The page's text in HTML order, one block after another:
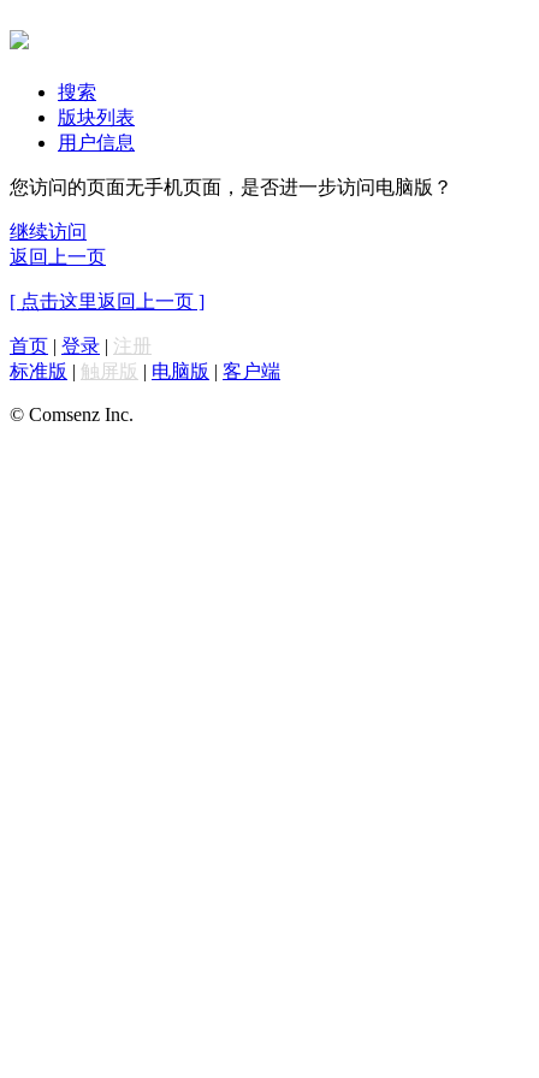
搜索
版块列表
用户信息
您访问的页面无手机页面，是否进一步访问电脑版？
继续访问
返回上一页
[ 点击这里返回上一页 ]
首页 | 登录 | 注册
标准版 | 触屏版 | 电脑版 | 客户端
© Comsenz Inc.